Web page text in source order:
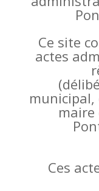
Ce site
actes
(
municipal,
maire
Ces